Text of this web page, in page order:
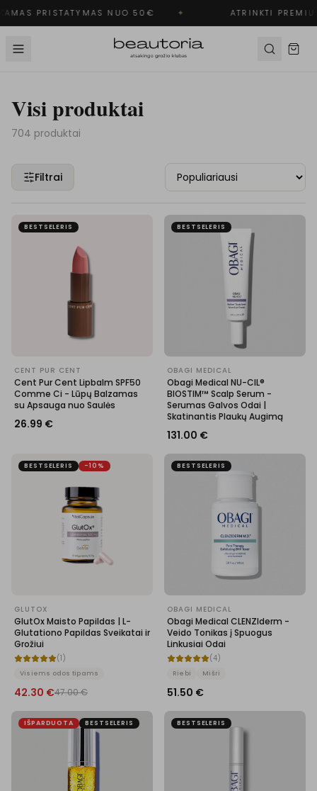
PRISTATYMAS NUO 50€ ✦ ATRINKTI
Visi produktai
704 produktai
Filtrai
BESTSELERIS
CENT PUR CENT
Cent Pur Cent Lipbalm SPF50
Comme Ci - Lūpų Balzamas
su Apsauga nuo Saulės
26.99 €
BESTSELERIS
OBAGI MEDICAL
Obagi Medical NU-CIL®
BIOSTIM™ Scalp Serum -
Serumas Galvos Odai |
Skatinantis Plaukų Augimą
131.00 €
BESTSELERIS -10%
GLUTOX
GlutOx Maisto Papildas | L-
Glutationo Papildas Sveikatai ir
Grožiui
(1 )
Visiems odos tipams
42.30 €47.00€
BESTSELERIS
OBAGI MEDICAL
Obagi Medical CLENZIderm -
Veido Tonikas į Spuogus
Linkusiai Odai
(4)
Riebi Mišri
51.50 €
IŠPARDUOTA BESTSELERIS BESTSELERIS